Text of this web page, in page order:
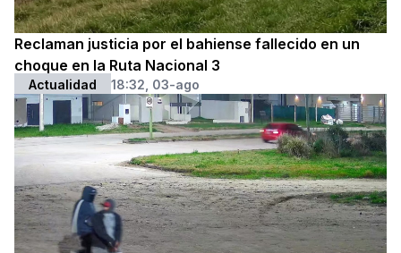
Reclaman justicia por el bahiense fallecido en un
choque en la Ruta Nacional 3
Actualidad 18:32, 03-ago